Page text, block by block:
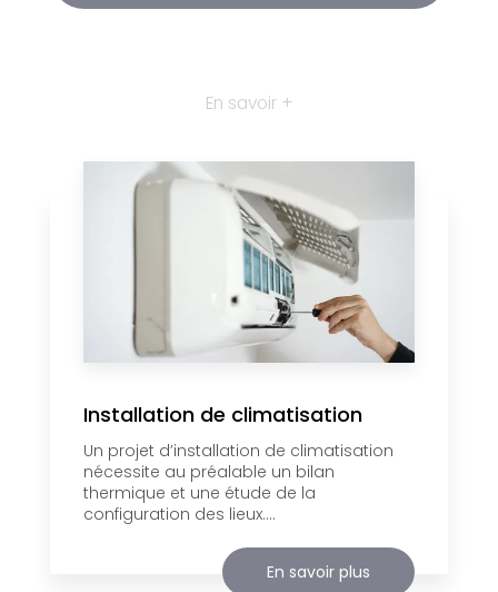
En savoir +
Installation de climatisation
Un projet d’installation de climatisation
nécessite au préalable un bilan
thermique et une étude de la
configuration des lieux....
En savoir plus